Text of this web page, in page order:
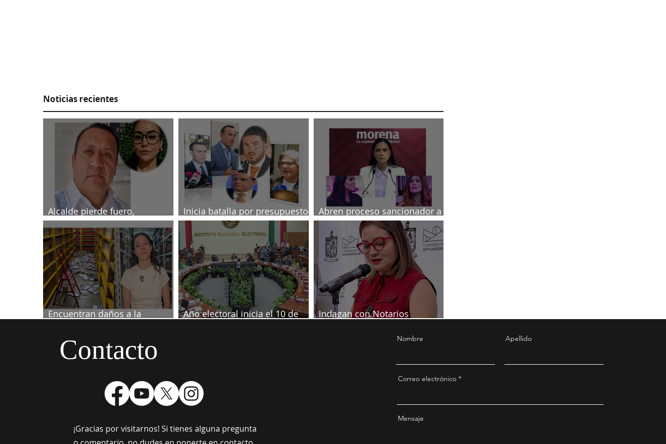
Noticias recientes
Alcalde pierde fuero,
investigado por muerte de
periodista
Inicia batalla por presupuesto
2027
Abren proceso sancionador a
diputadas poblanas
Encuentran daños a la
Año electoral inicia el 10 de
Indagan con Notarios
Contacto
¡Gracias por visitarnos! Si tienes alguna pregunta
Nombre Apellido
Correo electrónico
Mensaje